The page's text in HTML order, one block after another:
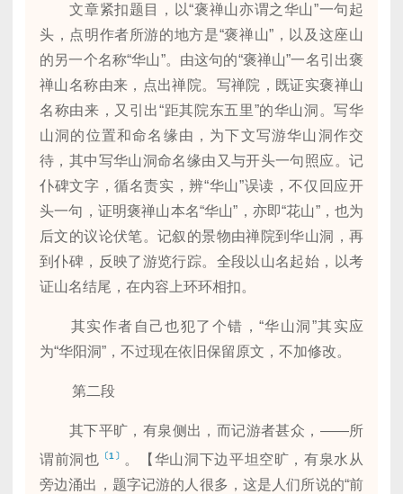
文章紧扣题目，以“褒禅山亦谓之华山”一句起
头，点明作者所游的地方是“褒禅山”，以及这座山
的另一个名称“华山”。由这句的“褒禅山”一名引出褒
禅山名称由来，点出禅院。写禅院，既证实褒禅山
名称由来，又引出“距其院东五里”的华山洞。写华
山洞的位置和命名缘由，为下文写游华山洞作交
待，其中写华山洞命名缘由又与开头一句照应。记
仆碑文字，循名责实，辨“华山”误读，不仅回应开
头一句，证明褒禅山本名“华山”，亦即“花山”，也为
后文的议论伏笔。记叙的景物由禅院到华山洞，再
到仆碑，反映了游览行踪。全段以山名起始，以考
证山名结尾，在内容上环环相扣。
其实作者自己也犯了个错，“华山洞”其实应
为“华阳洞”，不过现在依旧保留原文，不加修改。
第二段
其下平旷，有泉侧出，而记游者甚众，——所
谓前洞也 〔1〕
。【华山洞下边平坦空旷，有泉水从
旁边涌出，题字记游的人很多，这是人们所说的“前